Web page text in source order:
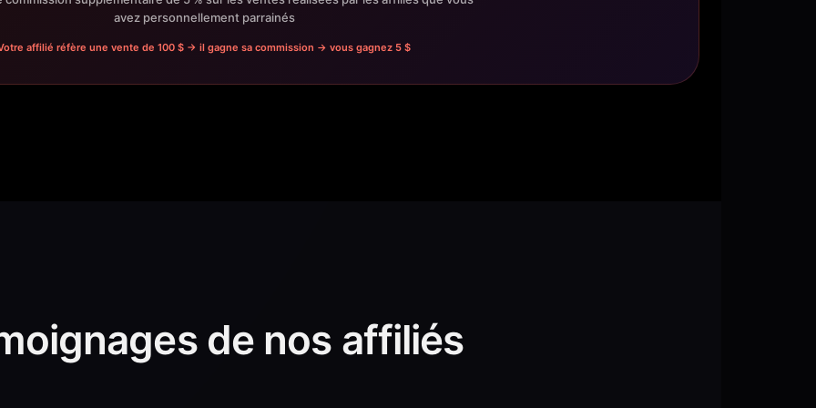
avez personnellement parrainés
affilié réfère une vente de 100 $ → il gagne sa commission → vous gagnez 5 $
de nos affiliés